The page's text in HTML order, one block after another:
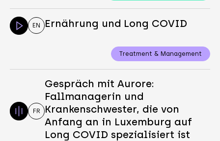
EN Ernährung und Long COVID
Treatment & Management
FR
Gespräch mit Aurore:
Fallmanagerin und
Krankenschwester, die von
Anfang an in Luxemburg auf
Long COVID spezialisiert ist